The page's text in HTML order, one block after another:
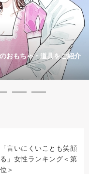
おもちゃ・道具をご紹介
「言いにくいことも笑顔
」女性ランキング＜第
＞